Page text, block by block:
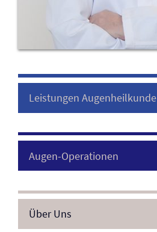
Leistungen Augenheilkunde
Augen-Operationen
Über Uns